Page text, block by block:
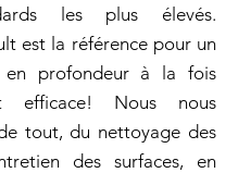
les plus élevés.
est la référence pour un
en profondeur à la fois
efficace! Nous nous
tout, du nettoyage des
des surfaces, en